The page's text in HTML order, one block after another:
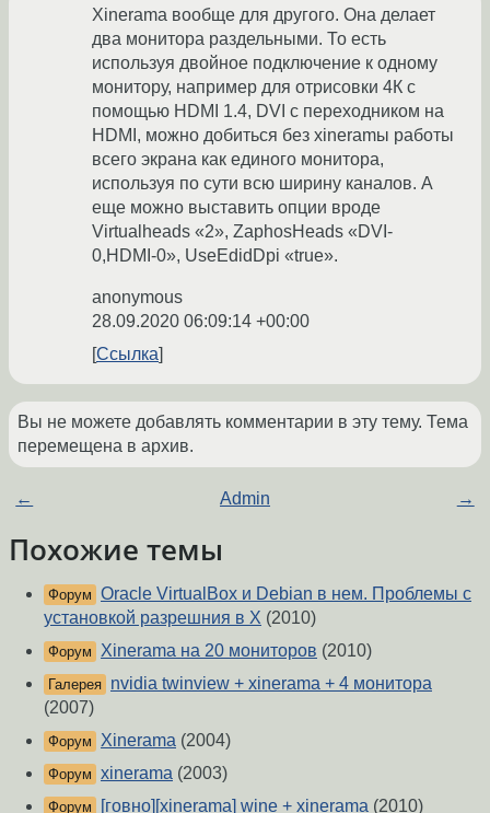
Xinerama вообще для другого. Она делает
два монитора раздельными. То есть
используя двойное подключение к одному
монитору, например для отрисовки 4К с
помощью HDMI 1.4, DVI с переходником на
HDMI, можно добиться без xineramы работы
всего экрана как единого монитора,
используя по сути всю ширину каналов. А
еще можно выставить опции вроде
Virtualheads «2», ZaphosHeads «DVI-
0,HDMI-0», UseEdidDpi «true».
anonymous
28.09.2020 06:09:14 +00:00
Ссылка
Вы не можете добавлять комментарии в эту тему. Тема
перемещена в архив.
← Admin →
Похожие темы
Форум Oracle VirtualBox и Debian в нем. Проблемы с
установкой разрешния в X (2010)
Форум Xinerama на 20 мониторов (2010)
Галерея nvidia twinview + xinerama + 4 монитора
(2007)
Форум Xinerama (2004)
Форум xinerama (2003)
Форум [говно][xinerama] wine + xinerama (2010)